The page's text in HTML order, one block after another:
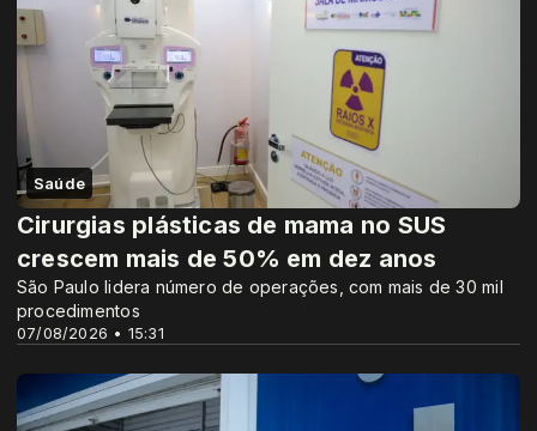
Saúde
07/08/2026 • 15:31
Cirurgias plásticas de mama no SUS
crescem mais de 50% em dez anos
São Paulo lidera número de operações, com mais de 30 mil
procedimentos